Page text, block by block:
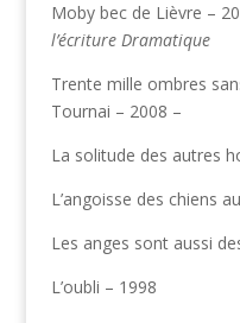
Moby bec de Lièvre –
l’écriture Dramatique
Trente mille ombres
Tournai – 2008 –
La solitude des autres
L’angoisse des chiens
Les anges sont aussi
L’oubli – 1998